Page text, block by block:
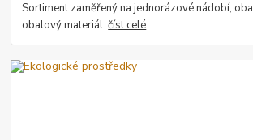
Sortiment zaměřený na jednorázové nádobí,
obalový materiál.číst celé